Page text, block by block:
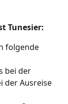
Tunesier:
folgende
bei der
der Ausreise